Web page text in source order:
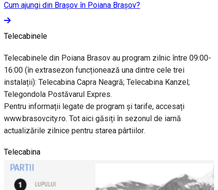
Cum ajungi din Brașov în Poiana Brașov?
Telecabinele
Telecabinele din Poiana Brasov au program zilnic între 09:00-
16:00 (în extrasezon funcționează una dintre cele trei
instalații): Telecabina Capra Neagră; Telecabina Kanzel;
Telegondola Postăvarul Expres.
Pentru informații legate de program și tarife, accesați
www.brasovcity.ro. Tot aici găsiți în sezonul de iarnă
actualizările zilnice pentru starea pârtiilor.
Telecabina